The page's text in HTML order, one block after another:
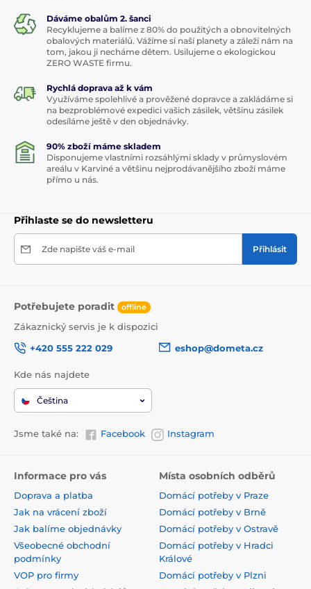
Dáváme obalům 2. šanci
Recyklujeme a balíme z 80% do použitých a obnovitelných
obalových materiálů. Vážíme si naší planety a záleží nám na
tom, jakou ji necháme dětem. Usilujeme o ekologickou
ZERO WASTE firmu.
Rychlá doprava až k vám
Využíváme spolehlivé a prověžené dopravce a zakládáme si
na bezproblémové expedici vašich zásilek, většinu zásilek
odesíláme ještě v den objednávky.
90% zboží máme skladem
Disponujeme vlastními rozsáhlými sklady v průmyslovém
areálu v Karviné a většinu nejprodávanějšího zboží máme
přímo u nás.
Přihlaste se do newsletteru
Zde napište váš e-mail Přihlásit
Potřebujete poradit offline
Zákaznický servis je k dispozici
+420 555 222 029
eshop@dometa.cz
Kde nás najdete
Čeština
Jsme také na: Facebook Instagram
Informace pro vás
Doprava a platba
Jak na vrácení zboží
Jak balíme objednávky
Všeobecné obchodní
podmínky
VOP pro firmy
Místa osobních odběrů
Domácí potřeby v Praze
Domácí potřeby v Brně
Domácí potřeby v Ostravě
Domácí potřeby v Hradci
Králové
Domácí potřeby v Plzni